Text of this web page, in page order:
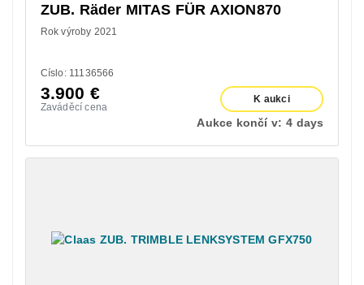
ZUB. Räder MITAS FÜR AXION870
Rok výroby 2021
Císlo: 11136566
3.900 €
Zaváděcí cena
K aukci
Aukce končí v: 4 days